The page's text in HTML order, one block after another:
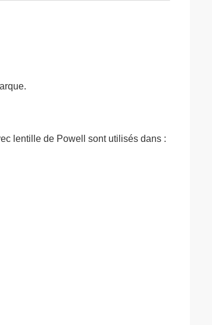
lentille de Powell sontutilisés dans :